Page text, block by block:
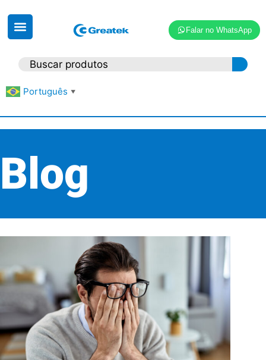
Falar no WhatsApp
Português ▼
Blog